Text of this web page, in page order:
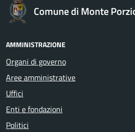
Comune di Monte
AMMINISTRAZIONE
Organi di governo
Aree amministrative
Uffici
Enti e fondazioni
Politici